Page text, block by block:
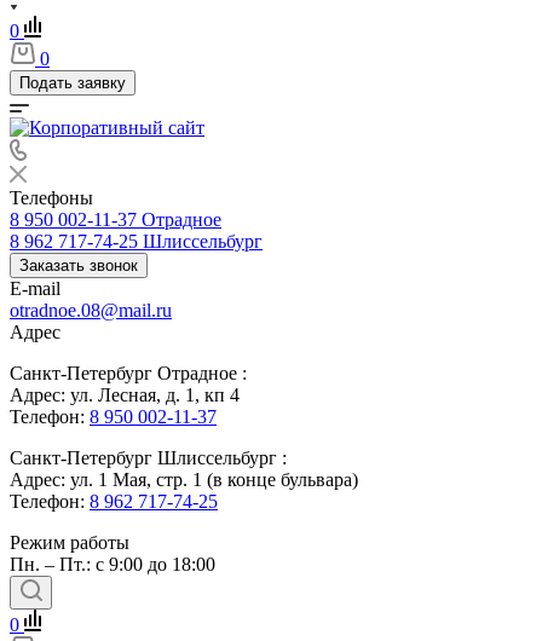
0
0
Подать заявку
Телефоны
8 950 002-11-37 Отрадное
8 962 717-74-25 Шлиссельбург
Заказать звонок
E-mail
otradnoe.08@mail.ru
Адрес
Санкт-Петербург Отрадное :
Адрес: ул. Лесная, д. 1, кп 4
Телефон: 8 950 002-11-37
Санкт-Петербург Шлиссельбург :
Адрес: ул. 1 Мая, стр. 1 (в конце бульвара)
Телефон: 8 962 717-74-25
Режим работы
Пн. – Пт.: с 9:00 до 18:00
0